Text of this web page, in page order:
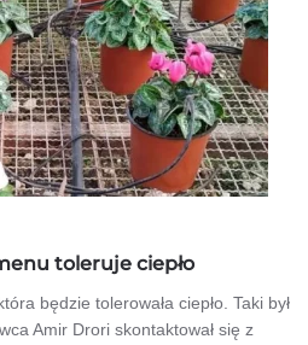
toleruje ciepło
będzie tolerowała ciepło. Taki był
Amir Drori skontaktował się z